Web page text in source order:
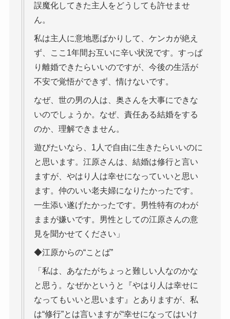
誤魔化してきた主人をどうしても許せませ
ん。
私は主人に意地悪ばかりして、ケンカが絶え
ず、ここ1年間お互いに辛い状況です。すっぱ
り離婚できたらいいのですが、今後の生活が
不安で覚悟ができず、情けないです。
なぜ、世の男の人は、奥さんを大事にできな
いのでしょうか。なぜ、責任ある結婚をする
のか、理解できません。
遊びたいなら、1人で自由に生きたらいいのに
と思います。江原さんは、結婚は修行と言い
ますが、やはり人は幸せになっていいと思い
ます。仲のいい老夫婦になりたかったです。
一生添い遂げたかったです。男性特有のわが
ままが嫌いです。男性としての江原さんの意
見を聞かせてください」
◆江原からの“ことば”
「私は、あなたがちょっと難しい人なのかな
と思う。なぜかというと『やはり人は幸せに
なってもいいと思います』とありますが、私
は“修行”とは言いますが“幸せになってはいけ